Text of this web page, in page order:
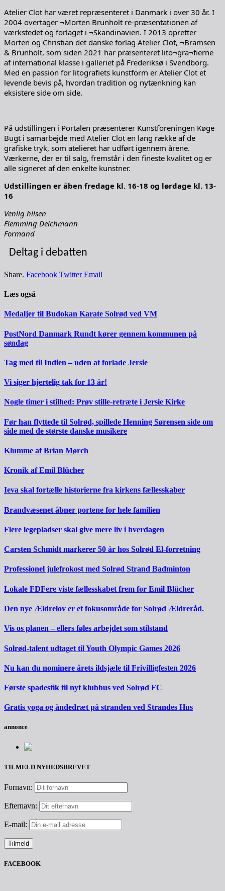
Atelier Clot har været repræsenteret i Danmark i over 30 år. I
2004 overtager ¬Morten Brunholt re-præsentationen af
værkstedet og forlaget i ¬Skandinavien. I 2013 opretter
Morten og Christian det danske forlag Atelier Clot, ¬Bramsen
& Brunholt, som siden 2021 har præsenteret lito¬gra¬fierne
af international klasse i galleriet på Frederiksø i Svendborg.
Med en passion for litografiets kunstform er Atelier Clot et
levende bevis på, hvordan tradition og nytænkning kan
eksistere side om side.
På udstillingen i Portalen præsenterer Kunstforeningen Køge
Bugt i samarbejde med Atelier Clot en lang række af de
grafiske tryk, som atelieret har udført igennem årene.
Værkerne, der er til salg, fremstår i den fineste kvalitet og er
alle signeret af den enkelte kunstner.
Udstillingen er åben fredage kl. 16-18 og lørdage kl. 13-
16
Venlig hilsen
Flemming Deichmann
Formand
Deltag i debatten
Share. Facebook Twitter Email
Læs også
Medaljer til Budokan Karate Solrød ved VM
PostNord Danmark Rundt kører gennem kommunen på
søndag
Tag med til Indien – uden at forlade Jersie
Vi siger hjertelig tak for 13 år!
Nogle timer i stilhed: Prøv stille-retræte i Jersie Kirke
Før han flyttede til Solrød, spillede Henning Sørensen side om
side med de største danske musikere
Klumme af Brian Mørch
Kronik af Emil Blücher
Ieva skal fortælle historierne fra kirkens fællesskaber
Brandvæsenet åbner portene for hele familien
Flere legepladser skal give mere liv i hverdagen
Carsten Schmidt markerer 50 år hos Solrød El-forretning
Professionel julefrokost med Solrød Strand Badminton
Lokale FDFere viste fællesskabet frem for Emil Blücher
Den nye Ældrelov er et fokusområde for Solrød Ældreråd.
Vis os planen – ellers føles arbejdet som stilstand
Solrød-talent udtaget til Youth Olympic Games 2026
Nu kan du nominere årets ildsjæle til Frivilligfesten 2026
Første spadestik til nyt klubhus ved Solrød FC
Gratis yoga og åndedræt på stranden ved Strandes Hus
annonce
TILMELD NYHEDSBREVET
Fornavn:
Efternavn:
E-mail:
FACEBOOK